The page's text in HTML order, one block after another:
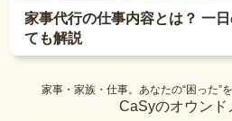
家事代行の仕事内容とは？ 一
ても解説
家事・家族・仕事。あなたの“困った”
CaSyのオウンド